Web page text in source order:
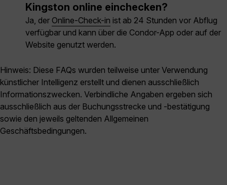
Kingston online einchecken?
Ja, der Online-Check-in ist ab 24 Stunden vor Abflug
verfügbar und kann über die Condor-App oder auf der
Website genutzt werden.
Hinweis: Diese FAQs wurden teilweise unter Verwendung
künstlicher Intelligenz erstellt und dienen ausschließlich
Informationszwecken. Verbindliche Angaben ergeben sich
ausschließlich aus der Buchungsstrecke und -bestätigung
sowie den jeweils geltenden Allgemeinen
Geschäftsbedingungen.